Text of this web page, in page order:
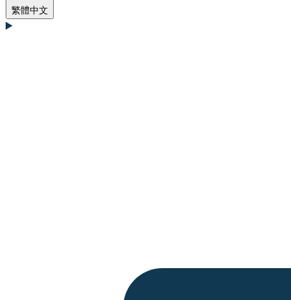
繁體中文